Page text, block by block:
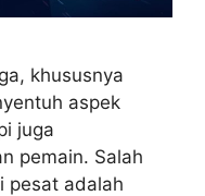
khususnya
aspek
juga
pemain. Salah
pesat adalah